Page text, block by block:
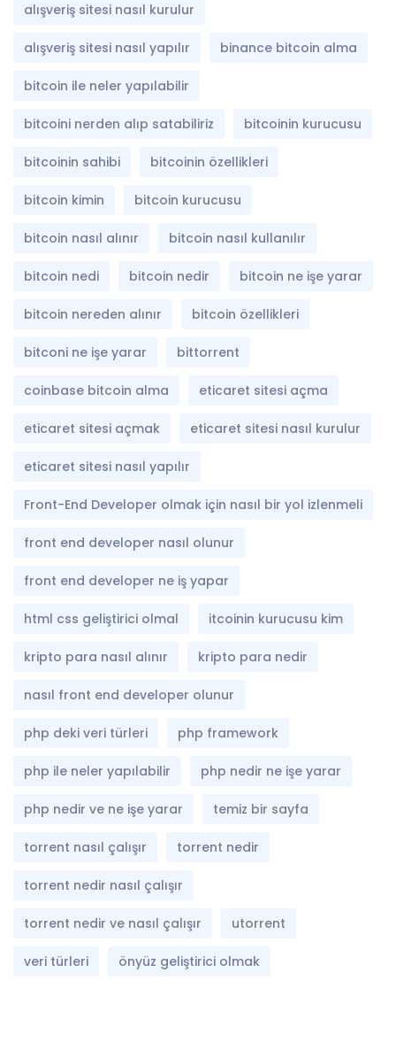
alışveriş sitesi nasıl kurulur
alışveriş sitesi nasıl yapılır binance bitcoin alma
bitcoin ile neler yapılabilir
bitcoini nerden alıp satabiliriz bitcoinin kurucusu
bitcoinin sahibi bitcoinin özellikleri
bitcoin kimin bitcoin kurucusu
bitcoin nasıl alınır bitcoin nasıl kullanılır
bitcoin nedi bitcoin nedir bitcoin ne işe yarar
bitcoin nereden alınır bitcoin özellikleri
bitconi ne işe yarar bittorrent
coinbase bitcoin alma eticaret sitesi açma
eticaret sitesi açmak eticaret sitesi nasıl kurulur
eticaret sitesi nasıl yapılır
Front-End Developer olmak için nasıl bir yol izlenmeli
front end developer nasıl olunur
front end developer ne iş yapar
html css geliştirici olmal itcoinin kurucusu kim
kripto para nasıl alınır kripto para nedir
nasıl front end developer olunur
php deki veri türleri php framework
php ile neler yapılabilir php nedir ne işe yarar
php nedir ve ne işe yarar temiz bir sayfa
torrent nasıl çalışır torrent nedir
torrent nedir nasıl çalışır
torrent nedir ve nasıl çalışır utorrent
veri türleri önyüz geliştirici olmak